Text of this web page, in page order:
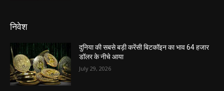
निवेश
दुनिया की सबसे बड़ी करेंसी बिटकॉइन का भाव 64 हजार
डॉलर के नीचे आया
July 29, 2026